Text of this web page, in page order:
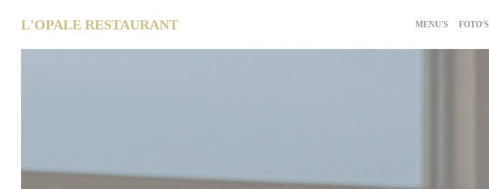
L'OPALE RESTAURANT MENU'S FOTO'S